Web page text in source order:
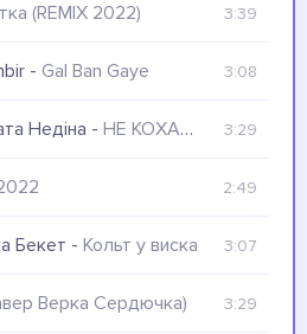
(REMIX 2022) 3:39
- Gal Ban Gaye 3:08
Недіна - НЕ КОХАНА Я 3:29
2:49
Бекет - Кольт у виска 3:07
Верка Сердючка) 3:29